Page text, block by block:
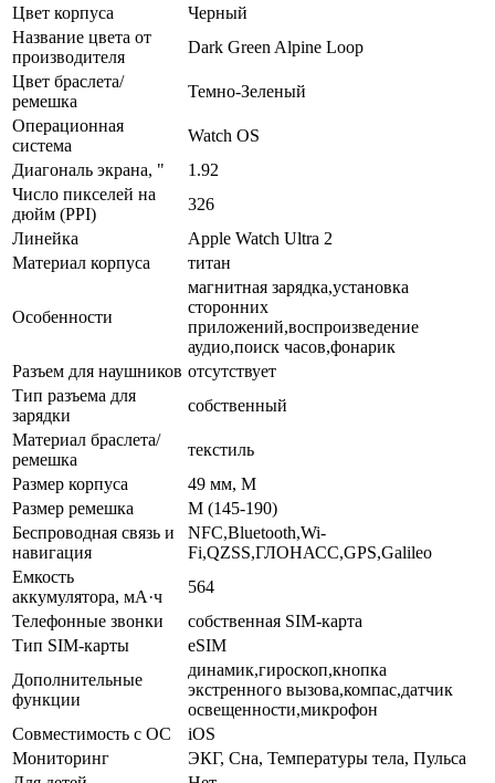
Цвет корпуса
Черный
Название цвета от
производителя
Dark Green Alpine Loop
Цвет браслета/
ремешка
Темно-Зеленый
Операционная
система
Watch OS
Диагональ экрана, "
1.92
Число пикселей на
дюйм (PPI)
326
Линейка
Apple Watch Ultra 2
Материал корпуса
титан
Особенности
магнитная зарядка,установка
сторонних
приложений,воспроизведение
аудио,поиск часов,фонарик
Разъем для наушников отсутствует
Тип разъема для
зарядки
собственный
Материал браслета/
ремешка
текстиль
Размер корпуса
49 мм, M
Размер ремешка
M (145-190)
Беспроводная связь и
навигация
NFC,Bluetooth,Wi-
Fi,QZSS,ГЛОНАСC,GPS,Galileo
Емкость
аккумулятора, мА·ч
564
Телефонные звонки
собственная SIM-карта
Тип SIM-карты
eSIM
Дополнительные
функции
динамик,гироскоп,кнопка
экстренного вызова,компас,датчик
освещенности,микрофон
Совместимость с ОС
iOS
Мониторинг
ЭКГ, Сна, Температуры тела, Пульса